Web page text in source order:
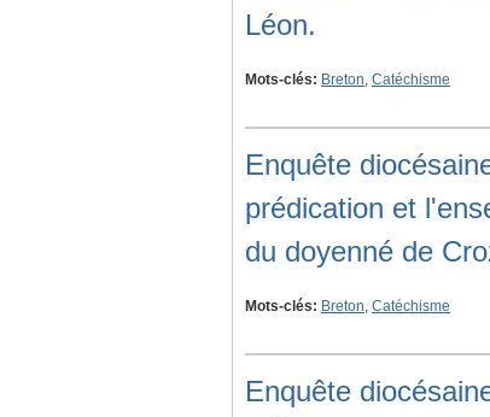
Léon.
Mots-clés: Breton, Catéchisme
Enquête
prédication et
du doyenné de
Mots-clés: Breton, Catéchisme
Enquête